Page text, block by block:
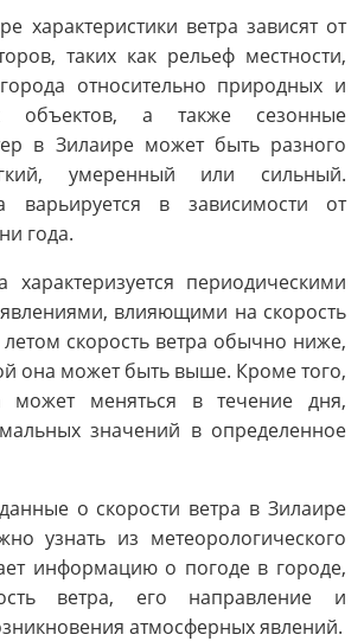
характеристики ветра зависят от
таких как рельеф местности,
относительно природных и
объектов, а также сезонные
в Зилаире может быть разного
умеренный или сильный.
варьируется в зависимости от
года.
характеризуется периодическими
влияющими на скорость
скорость ветра обычно ниже,
она может быть выше. Кроме того,
может меняться в течение дня,
значений в определенное
о скорости ветра в Зилаире
узнать из метеорологического
информацию о погоде в городе,
ветра, его направление и
атмосферных явлений.